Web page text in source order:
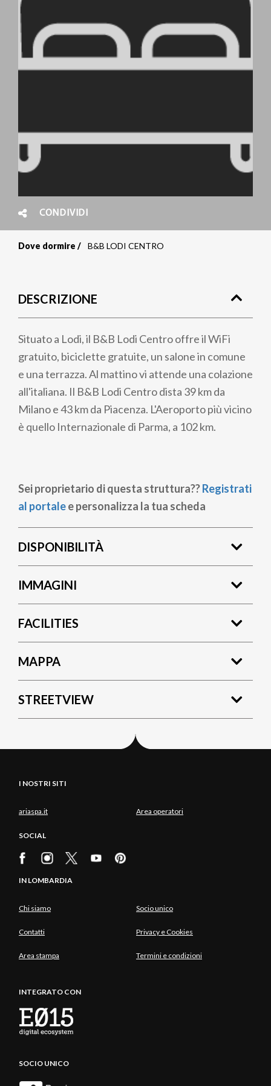
CONDIVIDI
pane
Dove dormire B&B LODI CENTRO
DESCRIZIONE
Situato a Lodi, il B&B Lodi Centro offre il WiFi
gratuito, biciclette gratuite, un salone in comune
e una terrazza. Al mattino vi attende una colazione
all'italiana. Il B&B Lodi Centro dista 39 km da
Milano e 43 km da Piacenza. L'Aeroporto più vicino
è quello Internazionale di Parma, a 102 km.
Sei proprietario di questa struttura??Registrati
al portalee personalizza la tua scheda
DISPONIBILITÀ
IMMAGINI
FACILITIES
MAPPA
STREETVIEW
I NOSTRI SITI
ariaspa.it Area operatori
SOCIAL
IN LOMBARDIA
Chi siamo Socio unico
Contatti Privacy e Cookies
Area stampa Termini e condizioni
INTEGRATO CON
SOCIO UNICO